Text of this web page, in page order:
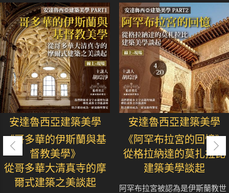
安達魯西亞建築美學
《哥多華的伊斯蘭與基
督教美學》
從哥多華大清真寺的摩
爾式建築之美談起
安達魯西亞建築美學
《阿罕布拉宮的回憶》
從格拉納達的莫扎拉比
建築美學談起
阿罕布拉宮被認為是伊斯蘭教世